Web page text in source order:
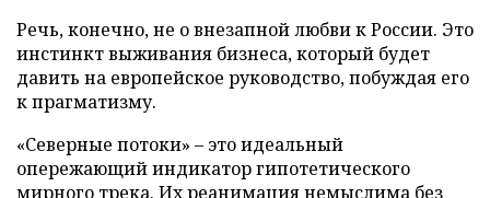
Речь, конечно, не о внезапной любви к России. Это
инстинкт выживания бизнеса, который будет
давить на европейское руководство, побуждая его
к прагматизму.
«Северные потоки» – это идеальный
опережающий индикатор гипотетического
мирного трека. Их реанимация немыслима без